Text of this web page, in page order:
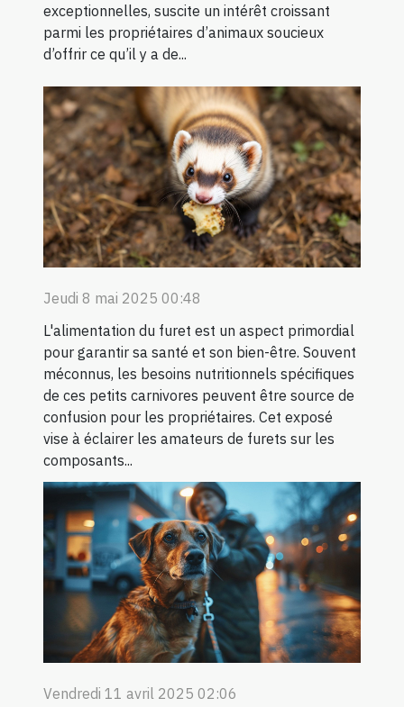
exceptionnelles, suscite un intérêt croissant
parmi les propriétaires d’animaux soucieux
d’offrir ce qu’il y a de...
Jeudi 8 mai 2025 00:48
L'alimentation du furet est un aspect primordial
pour garantir sa santé et son bien-être. Souvent
méconnus, les besoins nutritionnels spécifiques
de ces petits carnivores peuvent être source de
confusion pour les propriétaires. Cet exposé
vise à éclairer les amateurs de furets sur les
composants...
Vendredi 11 avril 2025 02:06